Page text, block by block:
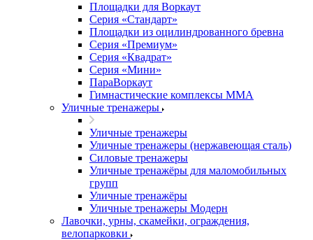
Площадки для Воркаут
Серия «Стандарт»
Площадки из оцилиндрованного бревна
Серия «Премиум»
Серия «Квадрат»
Серия «Мини»
ПараВоркаут
Гимнастические комплексы ММА
Уличные тренажеры
Уличные тренажеры
Уличные тренажеры (нержавеющая сталь)
Силовые тренажеры
Уличные тренажёры для маломобильных
групп
Уличные тренажёры
Уличные тренажеры Модерн
Лавочки, урны, скамейки, ограждения,
велопарковки